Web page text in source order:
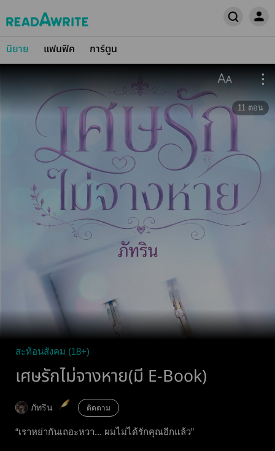
นิยาย แฟนฟิค การ์ตูน
11 ตอน
สะท้อนสังคม (18+)
เศษรักไม่จางหาย(มี E-Book)
ภัทริน ติดตาม
“เราหย่ากันเถอะหวา... ผมไม่ได้รักคุณอีกแล้ว”